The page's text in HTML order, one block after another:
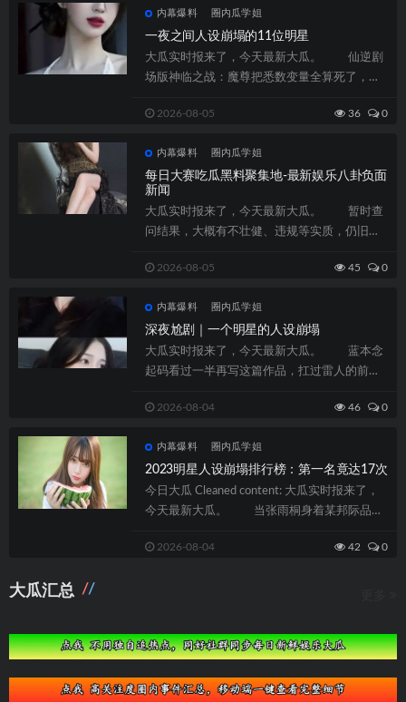
内幕爆料 圈内瓜学姐
一夜之间人设崩塌的11位明星
大瓜实时报来了，今天最新大瓜。 仙逆剧
场版神临之战：魔尊把悉数变量全算死了，偏
2026-08-05 36 0
内幕爆料 圈内瓜学姐
每日大赛吃瓜黑料聚集地-最新娱乐八卦负面
新闻
大瓜实时报来了，今天最新大瓜。 暂时查
问结果，大概有不壮健、违规等实质，仍旧脱
2026-08-05 45 0
内幕爆料 圈内瓜学姐
深夜尬剧｜一个明星的人设崩塌
大瓜实时报来了，今天最新大瓜。 蓝本念
起码看过一半再写这篇作品，扛过雷人的前两
2026-08-04 46 0
内幕爆料 圈内瓜学姐
2023明星人设崩塌排行榜：第一名竟达17次
今日大瓜 Cleaned content: 大瓜实时报来了，
今天最新大瓜。 当张雨桐身着某邦际品牌
2026-08-04 42 0
大瓜汇总